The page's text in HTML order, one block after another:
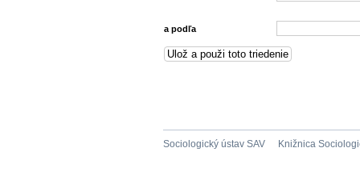
a podľa
Sociologický ústav SAV Knižnica